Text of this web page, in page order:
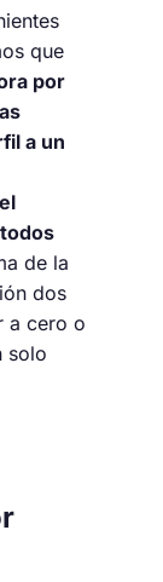
que
por
a un
de la
dos
a cero o
solo